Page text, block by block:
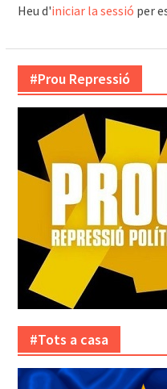
Heu d'iniciar la sessió per
#Prou Repressió
#Tots a casa